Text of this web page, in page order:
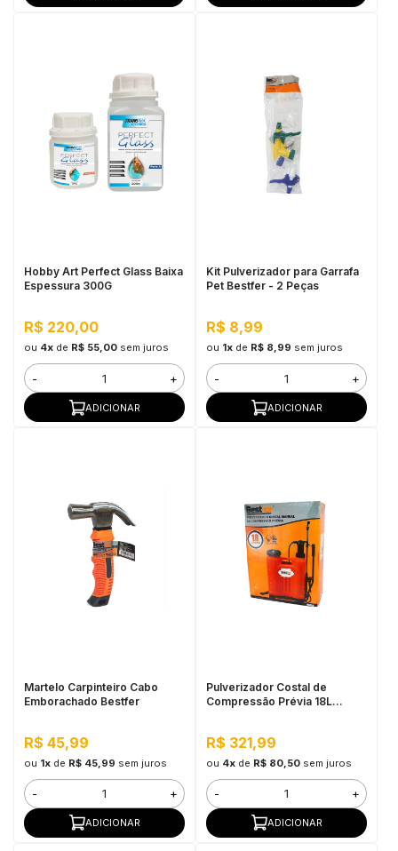
Hobby Art Perfect Glass Baixa
Espessura 300G
R$ 220,00
ou 4xde R$ 55,00 sem juros
- +
ADICIONAR
Kit Pulverizador para Garrafa
Pet Bestfer - 2 Peças
R$ 8,99
ou 1xde R$ 8,99 sem juros
- +
ADICIONAR
Martelo Carpinteiro Cabo
Emborachado Bestfer
R$ 45,99
ou 1xde R$ 45,99 sem juros
- +
ADICIONAR
Pulverizador Costal de
Compressão Prévia 18L
R$ 321,99
ou 4xde R$ 80,50 sem juros
- +
ADICIONAR